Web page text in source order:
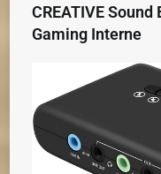
CREATIVE
Gaming Interne